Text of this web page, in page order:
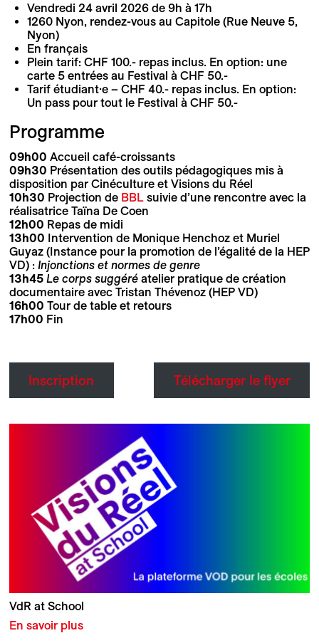
Vendredi 24 avril 2026 de 9h à 17h
1260 Nyon, rendez-vous au Capitole (Rue Neuve 5,
Nyon)
En français
Plein tarif: CHF 100.- repas inclus. En option: une
carte 5 entrées au Festival à CHF 50.-
Tarif étudiant·e – CHF 40.- repas inclus. En option:
Un pass pour tout le Festival à CHF 50.-
Programme
09h00 Accueil café-croissants
09h30 Présentation des outils pédagogiques mis à
disposition par Cinéculture et Visions du Réel
10h30 Projection de BBLsuivie d’une rencontre avec la
réalisatrice Taïna De Coen
12h00 Repas de midi
13h00 Intervention de Monique Henchoz et Muriel
Guyaz (Instance pour la promotion de l’égalité de la HEP
VD) : Injonctions et normes de genre
13h45 Le corps suggéréatelier pratique de création
documentaire avec Tristan Thévenoz (HEP VD)
16h00 Tour de table et retours
17h00 Fin
Inscription Télécharger le flyer
VdR at School
En savoir plus